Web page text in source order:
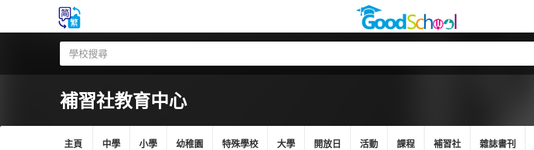
補習社教育中心
主頁 中學 小學 幼稚園 特殊學校 大學 開放日 活動 課程 補習社 雜誌書刊